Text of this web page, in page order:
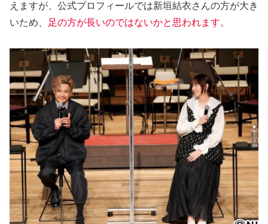
えますが、公式プロフィールでは新垣結衣さんの方が大き
いため、
足の方が長いのではないかと思われます。